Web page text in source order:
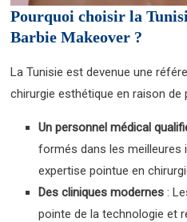
Pourquoi choisir la
Barbie Makeover ?
La Tunisie est devenue une
chirurgie esthétique en raison de
Un personnel médical
formés dans les meilleures
expertise pointue en
Des cliniques modernes :
pointe de la technologie et